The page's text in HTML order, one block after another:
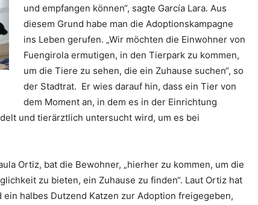
und empfangen können“, sagte García Lara. Aus
diesem Grund habe man die Adoptionskampagne
ins Leben gerufen. „Wir möchten die Einwohner von
Fuengirola ermutigen, in den Tierpark zu kommen,
um die Tiere zu sehen, die ein Zuhause suchen“, so
der Stadtrat. Er wies darauf hin, dass ein Tier von
dem Moment an, in dem es in der Einrichtung
und tierärztlich untersucht wird, um es bei
Ortiz, bat die Bewohner, „hierher zu kommen, um die
zu bieten, ein Zuhause zu finden“. Laut Ortiz hat
halbes Dutzend Katzen zur Adoption freigegeben,